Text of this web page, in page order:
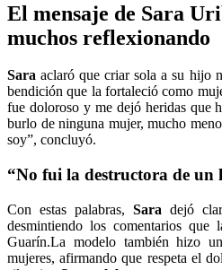
El mensaje de Sara
muchos reflexionando
Saraaclaró que criar sola a su hijo
bendición que la fortaleció como
fue doloroso y me dejó heridas que
burlo de ninguna mujer, mucho
soy”, concluyó.
“No fui la destructora de
Con estas palabras, Sara dejó
desmintiendo los comentarios
Guarín.La modelo también hizo
mujeres, afirmando que respeta el